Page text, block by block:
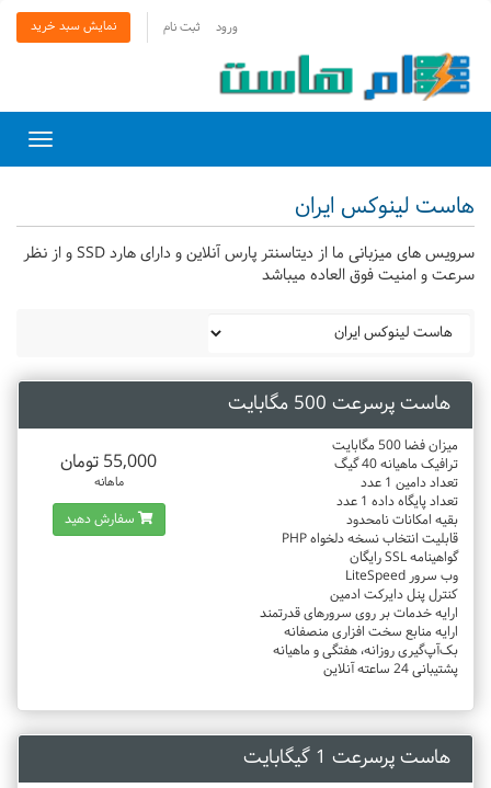
ورود ثبت نام نمایش سبد خرید
هاست لینوکس ایران
سرویس های میزبانی ما از دیتاسنتر پارس آنلاین و دارای هارد SSD و از نظر
سرعت و امنیت فوق العاده میباشد
هاست پرسرعت 500 مگابایت
میزان فضا 500 مگابایت
ترافیک ماهیانه 40 گیگ
تعداد دامین 1 عدد
تعداد پایگاه داده 1 عدد
بقیه امکانات نامحدود
قابلیت انتخاب نسخه دلخواه PHP
گواهینامه SSL رایگان
وب سرور LiteSpeed
کنترل پنل دایرکت ادمین
ارایه خدمات بر روی سرورهای قدرتمند
ارایه منابع سخت افزاری منصفانه
بک‌آپ‌گیری روزانه، هفتگی و ماهیانه
پشتیبانی 24 ساعته آنلاین
55,000 تومان
ماهانه
سفارش دهید
هاست پرسرعت 1 گیگابایت